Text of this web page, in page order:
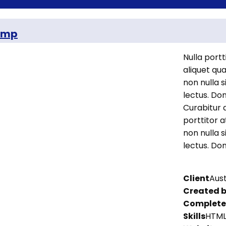
Nulla
aliquet
non nulla
lectus.
Curabitur
porttitor
non nulla
lectus.
Client
Created
Skills